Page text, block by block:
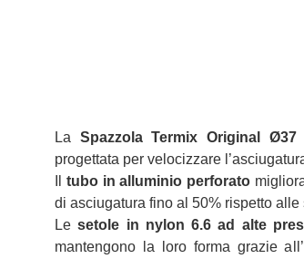
La Spazzola Termix Original Ø37
progettata per velocizzare
tubo in alluminio perforato
di asciugatura fino al 50% rispetto
Lesetole in nylon 6.6 ad alte
mantengono la loro forma grazie